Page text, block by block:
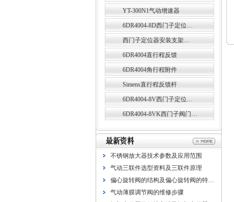
YT-300N1气动增速器
6DR4004-8D西门子定位…
西门子定位器安装支架…
6DR4004直行程反馈
6DR4004角行程附件
Simens直行程反馈杆
6DR4004-8V西门子定位…
6DR4004-8VK西门子阀门…
不锈钢放大器技术参数及应用范围
气动三联件选型资料及三联件原理
偏心旋转阀的结构及偏心旋转阀的特…
气动薄膜调节阀的维修步骤